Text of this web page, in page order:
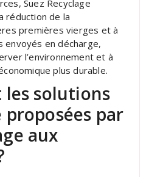
Suez Recyclage
réduction de la
premières vierges et à
envoyés en décharge,
l’environnement et à
plus durable.
les solutions
proposées par
aux